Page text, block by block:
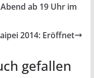
ab 19 Uhr im
2014: Eröffnet
gefallen